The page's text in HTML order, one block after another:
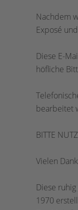
Nachdem
Exposé
Diese E-
höfliche
bearbeitet
BITTE
Vielen
Diese
1970